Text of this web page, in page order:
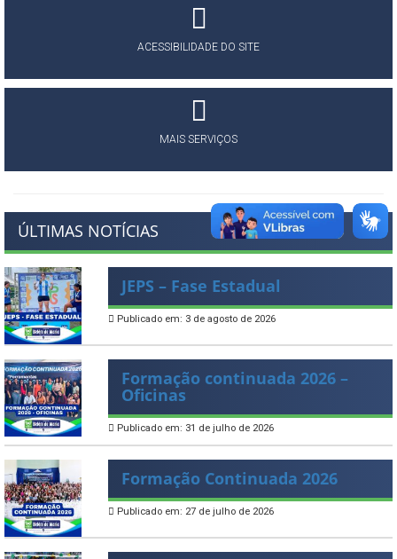
ACESSIBILIDADE DO SITE
MAIS SERVIÇOS
ÚLTIMAS NOTÍCIAS
JEPS – Fase Estadual
Publicado em: 3 de agosto de 2026
Formação continuada 2026 –
Oficinas
Publicado em: 31 de julho de 2026
Formação Continuada 2026
Publicado em: 27 de julho de 2026